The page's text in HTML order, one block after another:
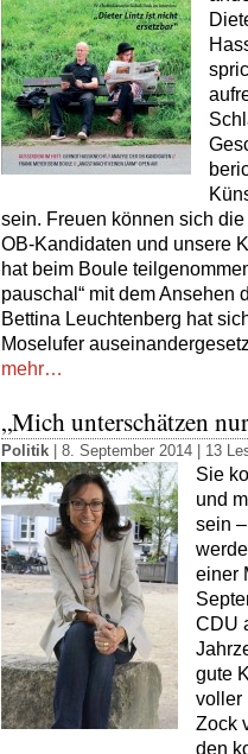
sein. Freuen können sich
OB-Kandidaten und unsere
hat beim Boule
pauschal“ mit dem Ansehen
Bettina Leuchtenberg hat
Moselufer
mehr…
„Mich unterschätzen
Politik | 8. September 2014 | 13
Sie
und
sein
einer
CDU
gute
voller
Zock
den